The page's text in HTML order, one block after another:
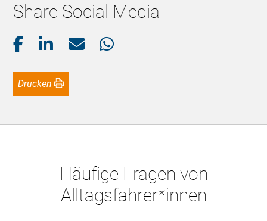
Share Social Media
Drucken
Häufige Fragen von
Alltagsfahrer*innen